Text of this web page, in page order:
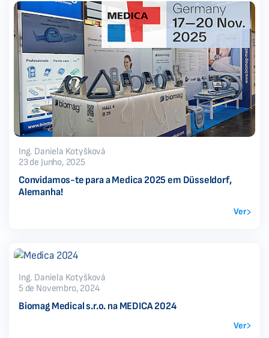
Ing. Daniela Kotyšková
23 de Junho, 2025
Convidamos-te para a Medica 2025 em Düsseldorf,
Alemanha!
Ver
Ing. Daniela Kotyšková
5 de Novembro, 2024
Biomag Medical s.r.o. na MEDICA 2024
Ver